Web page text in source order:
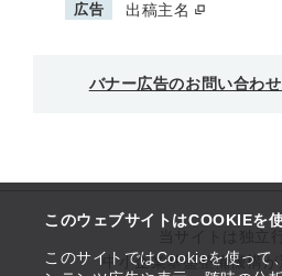
このウェブサイトはCOOKIEを
このサイトではCookieを使って
広告 出稿主名
バナー広告のお問い合わ
中小企業基盤整備機構